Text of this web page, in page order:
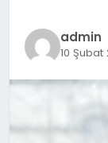
MAGAZIN
admin
10 Şubat